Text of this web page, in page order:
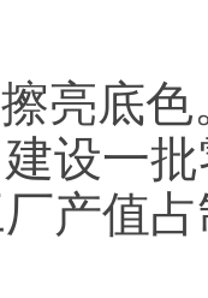
亮底
设一
产值